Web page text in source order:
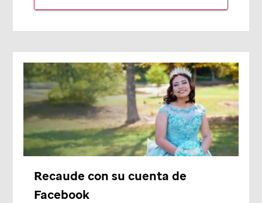
Recaude con su cuenta de
Facebook